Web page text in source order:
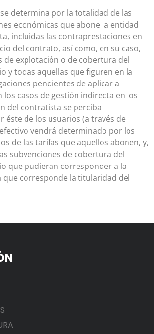
determina por la totalidad de las
económicas que abone la entidad
incluidas las contraprestaciones en
del contrato, así como, en su caso,
de explotación o de cobertura del
y todas aquellas que figuren en la
pendientes de aplicar a
los casos de gestión indirecta en los
del contratista se perciba
éste de los usuarios (a través de
vendrá determinado por los
de las tarifas que aquellos abonen, y,
subvenciones de cobertura del
que pudieran corresponder a la
que corresponde la titularidad del